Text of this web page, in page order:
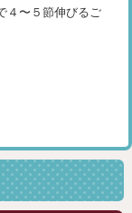
４〜５節伸びるご